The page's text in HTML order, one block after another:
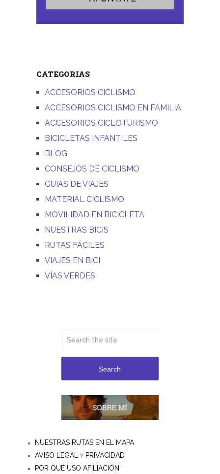
CATEGORIAS
ACCESORIOS CICLISMO
ACCESORIOS CICLISMO EN FAMILIA
ACCESORIOS CICLOTURISMO
BICICLETAS INFANTILES
BLOG
CONSEJOS DE CICLISMO
GUIAS DE VIAJES
MATERIAL CICLISMO
MOVILIDAD EN BICICLETA
NUESTRAS BICIS
RUTAS FÁCILES
VIAJES EN BICI
VÍAS VERDES
Search
NUESTRAS RUTAS EN EL MAPA
AVISO LEGAL
YPRIVACIDAD
POR QUÉ USO AFILIACIÓN